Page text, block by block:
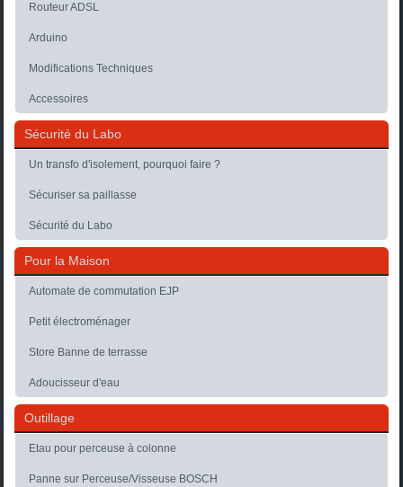
Routeur ADSL
Arduino
Modifications Techniques
Accessoires
Sécurité du Labo
Un transfo d'isolement, pourquoi faire ?
Sécuriser sa paillasse
Sécurité du Labo
Pour la Maison
Automate de commutation EJP
Petit électroménager
Store Banne de terrasse
Adoucisseur d'eau
Outillage
Etau pour perceuse à colonne
Panne sur Perceuse/Visseuse BOSCH